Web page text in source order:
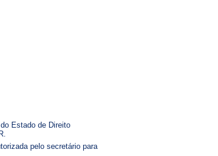
Estado de Direito
pelo secretário para